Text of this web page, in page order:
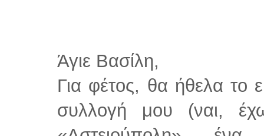
Άγιε Βασίλη,
Για φέτος, θα ήθελα το
συλλογή μου (ναι,